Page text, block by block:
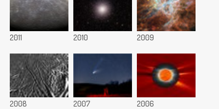
2011 2010 2009
2008 2007 2006